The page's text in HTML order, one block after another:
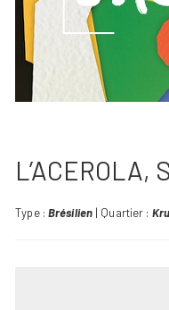
L’ACEROLA,
Type :Brésilien | Quartier :